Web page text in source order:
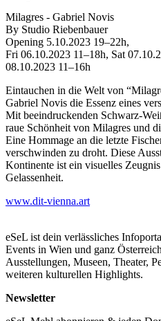
Milagres - Gabriel Novis
By Studio Riebenbauer
Opening 5.10.2023 19–22h,
Fri 06.10.2023 11–18h, Sat
08.10.2023 11–16h
Eintauchen in die Welt von
Gabriel Novis die Essenz eines
Mit beeindruckenden Schwarz-
raue Schönheit von Milagres und
Eine Hommage an die letzte
verschwinden zu droht. Diese
Kontinente ist ein visuelles
Gelassenheit.
www.dit-vienna.art
eSeL ist dein verlässliches
Events in Wien und ganz
Ausstellungen, Museen, Theater,
weiteren kulturellen Highlights.
Newsletter